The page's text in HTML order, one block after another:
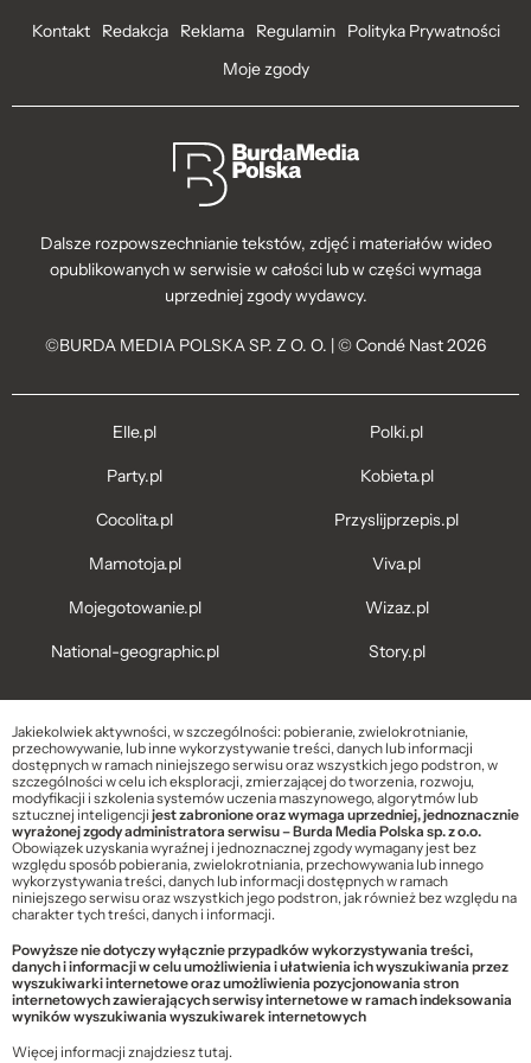
Kontakt Redakcja Reklama Regulamin
Polityka Prywatności
Moje zgody
Dalsze rozpowszechnianie tekstów, zdjęć i materiałów wideo
opublikowanych w serwisie w całości lub w części wymaga
uprzedniej zgody wydawcy.
©BURDA MEDIA POLSKA SP. Z O. O. | © Condé Nast 2026
Elle.pl
Party.pl
Cocolita.pl
Mamotoja.pl
Mojegotowanie.pl
National-geographic.pl
Polki.pl
Kobieta.pl
Przyslijprzepis.pl
Viva.pl
Wizaz.pl
Story.pl
Jakiekolwiek aktywności, w szczególności: pobieranie, zwielokrotnianie,
przechowywanie, lub inne wykorzystywanie treści, danych lub informacji
dostępnych w ramach niniejszego serwisu oraz wszystkich jego podstron, w
szczególności w celu ich eksploracji, zmierzającej do tworzenia, rozwoju,
modyfikacji i szkolenia systemów uczenia maszynowego, algorytmów lub
sztucznej inteligencjijest zabronione oraz wymaga uprzedniej, jednoznacznie
wyrażonej zgody administratora serwisu – Burda Media Polska sp. z o.o.
Obowiązek uzyskania wyraźnej i jednoznacznej zgody wymagany jest bez
względu sposób pobierania, zwielokrotniania, przechowywania lub innego
wykorzystywania treści, danych lub informacji dostępnych w ramach
niniejszego serwisu oraz wszystkich jego podstron, jak również bez względu na
charakter tych treści, danych i informacji.
Powyższe nie dotyczy wyłącznie przypadków wykorzystywania treści,
danych i informacji w celu umożliwienia i ułatwienia ich wyszukiwania przez
wyszukiwarki internetowe oraz umożliwienia pozycjonowania stron
internetowych zawierających serwisy internetowe w ramach indeksowania
wyników wyszukiwania wyszukiwarek internetowych
Więcej informacji znajdziesztutaj.